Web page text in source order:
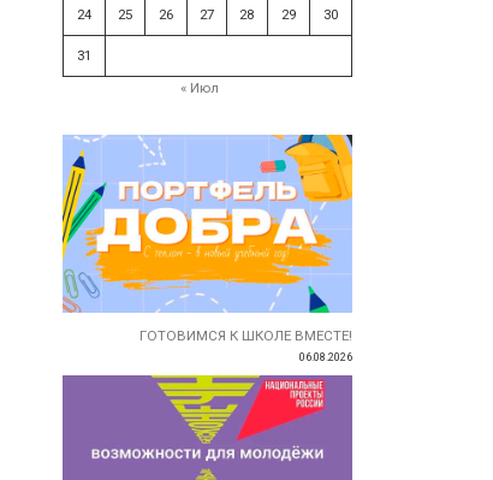
24 25 26 27 28 29 30
31
« Июл
ГОТОВИМСЯ К ШКОЛЕ ВМЕСТЕ!
06.08.2026